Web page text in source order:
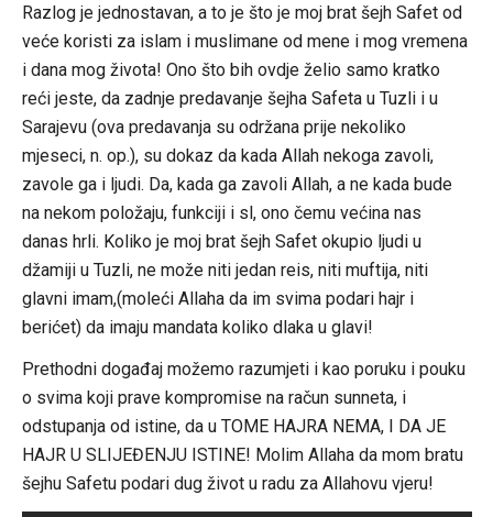
Razlog je jednostavan, a to je što je moj brat šejh Safet od
veće koristi za islam i muslimane od mene i mog vremena
i dana mog života! Ono što bih ovdje želio samo kratko
reći jeste, da zadnje predavanje šejha Safeta u Tuzli i u
Sarajevu (ova predavanja su održana prije nekoliko
mjeseci, n. op.), su dokaz da kada Allah nekoga zavoli,
zavole ga i ljudi. Da, kada ga zavoli Allah, a ne kada bude
na nekom položaju, funkciji i sl, ono čemu većina nas
danas hrli. Koliko je moj brat šejh Safet okupio ljudi u
džamiji u Tuzli, ne može niti jedan reis, niti muftija, niti
glavni imam,(moleći Allaha da im svima podari hajr i
berićet) da imaju mandata koliko dlaka u glavi!
Prethodni događaj možemo razumjeti i kao poruku i pouku
o svima koji prave kompromise na račun sunneta, i
odstupanja od istine, da u TOME HAJRA NEMA, I DA JE
HAJR U SLIJEĐENJU ISTINE! Molim Allaha da mom bratu
šejhu Safetu podari dug život u radu za Allahovu vjeru!